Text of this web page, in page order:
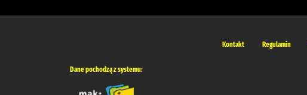
Kontakt Regulamin
Dane pochodzą z systemu: